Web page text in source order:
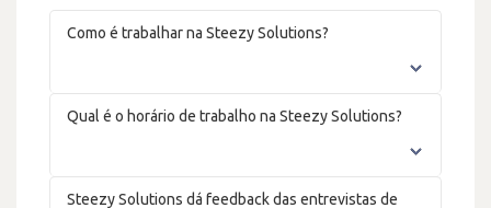
Como é trabalhar na Steezy Solutions?
Qual é o horário de trabalho na Steezy Solutions?
Steezy Solutions dá feedback das entrevistas de